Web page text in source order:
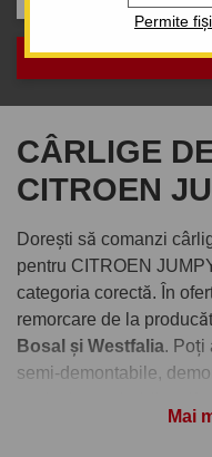
Permite
CÂRLIGE
CITROEN
Dorești să comanzi
pentru CITROEN
categoria corectă. În
remorcare de la
Bosal și Westfalia. Poți
semi-demontabile,
Mai